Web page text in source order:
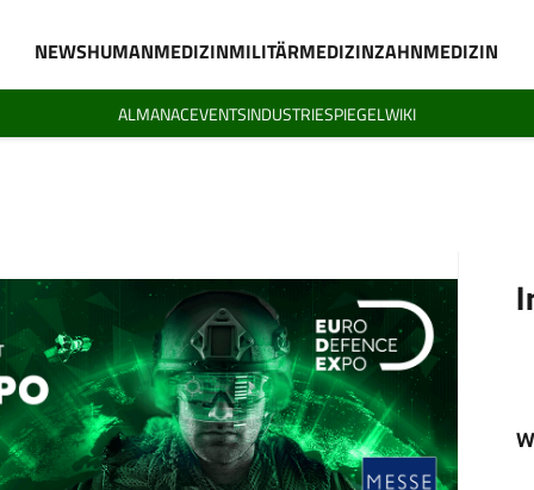
NEWSHUMANMEDIZINMILITÄRMEDIZINZAHNMEDIZIN
ALMANACEVENTSINDUSTRIESPIEGELWIKI